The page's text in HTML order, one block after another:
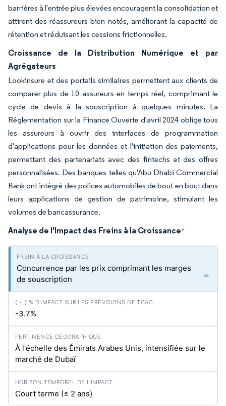
barrières à l'entrée plus élevées encouragent la consolidation et
attirent des réassureurs bien notés, améliorant la capacité de
rétention et réduisant les cessions frictionnelles.
Croissance de la Distribution Numérique et par
Agrégateurs
Lookinsure et des portails similaires permettent aux clients de
comparer plus de 10 assureurs en temps réel, comprimant le
cycle de devis à la souscription à quelques minutes. La
Réglementation sur la Finance Ouverte d'avril 2024 oblige tous
les assureurs à ouvrir des interfaces de programmation
d'applications pour les données et l'initiation des paiements,
permettant des partenariats avec des fintechs et des offres
personnalisées. Des banques telles qu'Abu Dhabi Commercial
Bank ont intégré des polices automobiles de bout en bout dans
leurs applications de gestion de patrimoine, stimulant les
volumes de bancassurance.
Analyse de l'Impact des Freins à la Croissance*
Concurrence par les prix comprimant les marges
de souscription
-3.7%
À l'échelle des Émirats Arabes Unis, intensifiée sur le
marché de Dubaï
Court terme (≤ 2 ans)